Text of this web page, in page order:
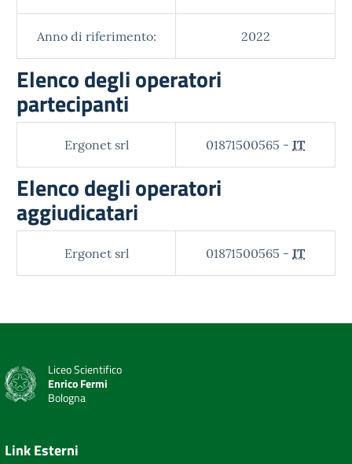
Anno di riferimento: 2022
Elenco degli operatori
partecipanti
Ergonet srl 01871500565 - IT
Elenco degli operatori
aggiudicatari
Ergonet srl 01871500565 - IT
Liceo Scientifico
Enrico Fermi
Bologna
Link Esterni